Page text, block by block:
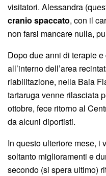
visitatori. Alessandra
cranio spaccato, con il
non farsi mancare nulla,
Dopo due anni di terapie
all’interno dell’area
riabilitazione, nella Baia
tartaruga venne rilasciata
ottobre, fece ritorno al
da alcuni diportisti.
In questo ulteriore mese, i
soltanto miglioramenti e
secondo (si spera ultimo)